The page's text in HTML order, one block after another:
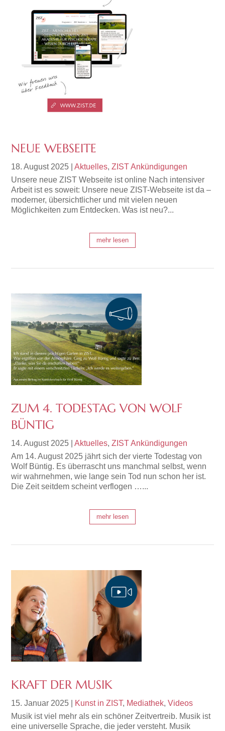
NEUE WEBSEITE
18. August 2025 |Aktuelles,ZIST Ankündigungen
Unsere neue ZIST Webseite ist online Nach intensiver
Arbeit ist es soweit: Unsere neue ZIST-Webseite ist da –
moderner, übersichtlicher und mit vielen neuen
Möglichkeiten zum Entdecken. Was ist neu?...
mehr lesen
ZUM 4. TODESTAG VON WOLF
BÜNTIG
14. August 2025 |Aktuelles,ZIST Ankündigungen
Am 14. August 2025 jährt sich der vierte Todestag von
Wolf Büntig. Es überrascht uns manchmal selbst, wenn
wir wahrnehmen, wie lange sein Tod nun schon her ist.
Die Zeit seitdem scheint verflogen …...
mehr lesen
KRAFT DER MUSIK
15. Januar 2025 Kunst in ZIST, Mediathek,Videos
Musik ist viel mehr als ein schöner Zeitvertreib. Musik ist
eine universelle Sprache, die jeder versteht. Musik